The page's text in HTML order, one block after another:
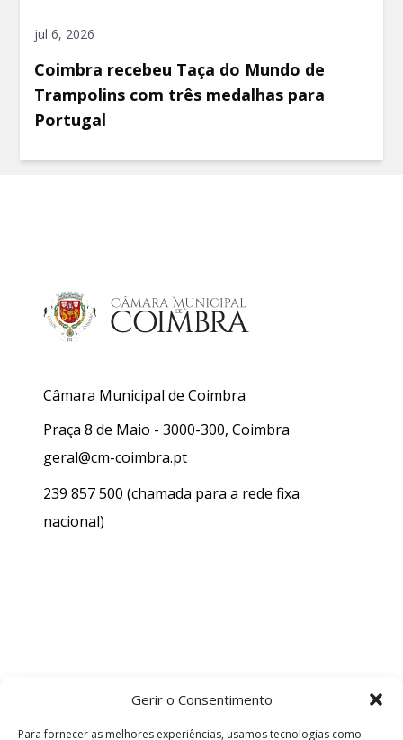
Gerir o Consentimento
Para fornecer as melhores experiências, usamos tecnologias como
jul 6, 2026
Coimbra recebeu Taça do Mundo de
Trampolins com três medalhas para
Portugal
Câmara Municipal de Coimbra
Praça 8 de Maio - 3000-300, Coimbra
geral@cm-coimbra.pt
239 857 500 (chamada para a rede fixa
nacional)